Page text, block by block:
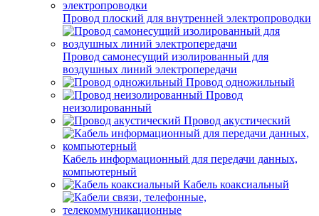
Провод плоский для внутренней электропроводки
Провод самонесущий изолированный для
воздушных линий электропередачи
Провод одножильный
Провод
неизолированный
Провод акустический
Кабель информационный для передачи данных,
компьютерный
Кабель коаксиальный